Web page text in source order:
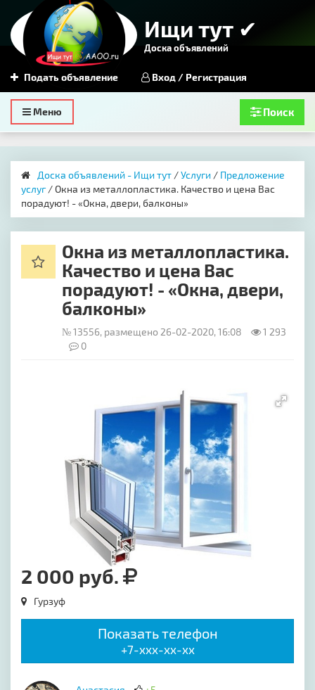
Ищи тут ✔
Доска объявлений
Подать объявление Вход / Регистрация
Toggle
navigation
Меню Поиск
Доска объявлений - Ищи тут /Услуги / Предложение
услуг/ Окна из металлопластика. Качество и цена Вас
порадуют! - «Окна, двери, балконы»
Окна из металлопластика.
Качество и цена Вас
порадуют! - «Окна, двери,
балконы»
№ 13556, размещено 26-02-2020, 16:08
1 293
0
2 000 руб.
Гурзуф
Показать телефон
+7-xxx-xx-xx